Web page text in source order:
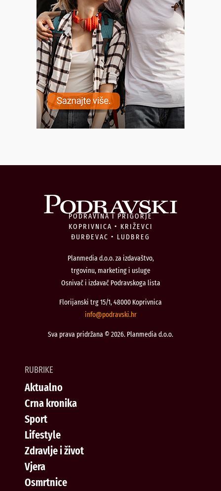
PODRAVINA I PRIGORJE
KOPRIVNICA • KRIŽEVCI
ĐURĐEVAC • LUDBREG
Planmedia d.o.o. za izdavaštvo,
trgovinu, marketing i usluge
Osnivač i izdavač Podravskoga lista
Florijanski trg 15/1, 48000 Koprivnica
rh.iksvardop
@ofni
Sva prava pridržana © 2026. Planmedia d.o.o.
RUBRIKE
Aktualno
Crna kronika
Sport
Lifestyle
Zdravlje i život
Vjera
Osmrtnice